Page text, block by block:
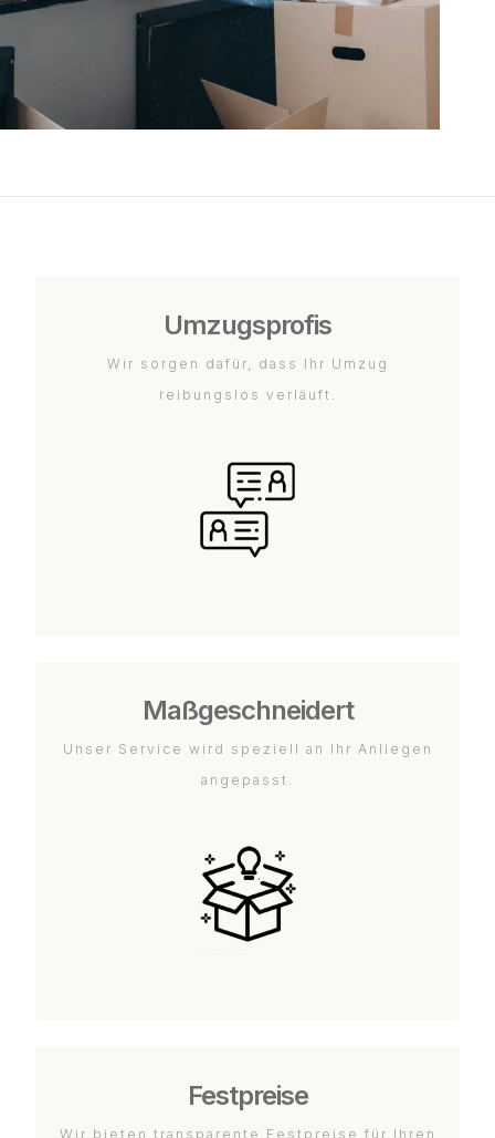
Umzugsprofis
Wir sorgen dafür, dass Ihr Umzug
reibungslos verläuft.
Maßgeschneidert
Unser Service wird speziell an Ihr Anliegen
angepasst.
Festpreise
Wir bieten transparente Festpreise für Ihren